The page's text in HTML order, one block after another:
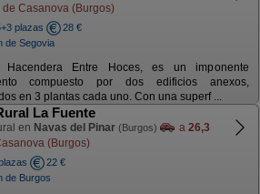
de Casanova (Burgos)
plazas
28 €
de Segovia
Entre Hoces, es un imponente
compuesto por dos edificios anexos,
en 3 plantas cada uno. Con una superf ...
La Fuente
en Navas del Pinar (Burgos) a 26,3
(Burgos)
22 €
de Burgos